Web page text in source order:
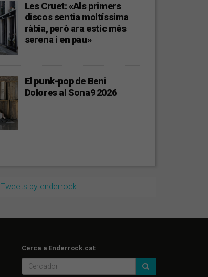
Les Cruet: «Als primers
discos sentia moltíssima
ràbia, però ara estic més
serena i en pau»
El punk-pop de Beni
Dolores al Sona9 2026
Tweets by enderrock
Cerca a Enderrock.cat: